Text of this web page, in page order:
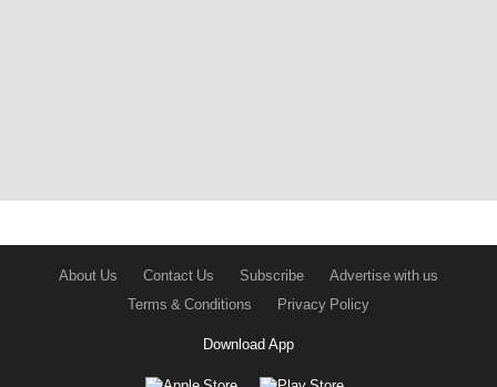
About Us Contact Us Subscribe
Advertise with us
Terms & Conditions
Privacy Policy
Download App